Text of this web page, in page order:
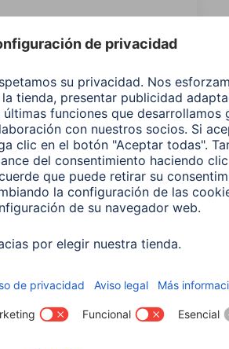
Hama Lámpara LED WLAN
Vela, Para control por voz
00176599
9,99 EUR